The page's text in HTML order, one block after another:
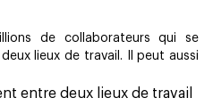
de collaborateurs qui se
lieux de travail. Il peut aussi
entre deux lieux de travail